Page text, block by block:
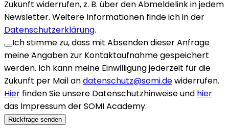
Zukunft widerrufen, z. B. über den Abmeldelink in jedem
Newsletter. Weitere Informationen finde ich in der
Datenschutzerklärung.
Ich stimme zu, dass mit Absenden dieser Anfrage
meine Angaben zur Kontaktaufnahme gespeichert
werden. Ich kann meine Einwilligung jederzeit für die
Zukunft per Mail andatenschutz@somi.dewiderrufen.
Hier finden Sie unsere Datenschutzhinweise und hier
das Impressum der SOMI Academy.
Rückfrage senden